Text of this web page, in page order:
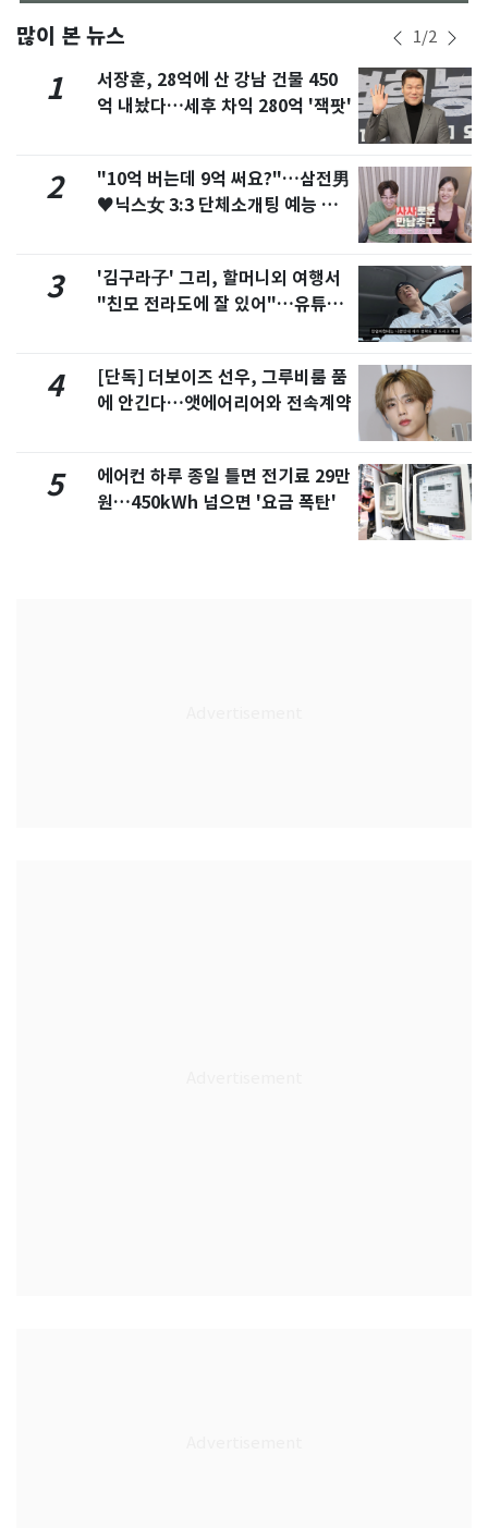
많이 본 뉴스 1/2
1
서장훈, 28억에 산 강남 건물 450
억 내놨다…세후 차익 280억 '잭팟'
2
"10억 버는데 9억 써요?"…삼전男
♥닉스女 3:3 단체소개팅 예능 화
3
'김구라子' 그리, 할머니외 여행서
"친모 전라도에 잘 있어"…유튜브
4
[단독] 더보이즈 선우, 그루비룸 품
에 안긴다…앳에어리어와 전속계약
5
에어컨 하루 종일 틀면 전기료 29만
원…450kWh 넘으면 '요금 폭탄'